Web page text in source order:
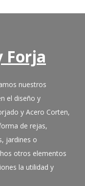
Forja
nuestros
el diseño y
y Acero Corten,
de rejas,
jardines o
otros elementos
la utilidad y